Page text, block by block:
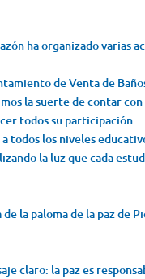
ha organizado varias
de Venta de
la suerte de contar con
todos su participación.
todos los niveles
la luz que cada
la paloma de la paz de
claro: la paz es